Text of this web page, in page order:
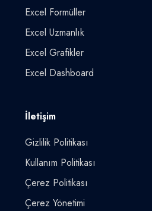
Excel Formüller
Excel Uzmanlık
Excel Grafikler
Excel Dashboard
İletişim
Gizlilik Politikası
Kullanım Politikası
Çerez Politikası
Çerez Yönetimi